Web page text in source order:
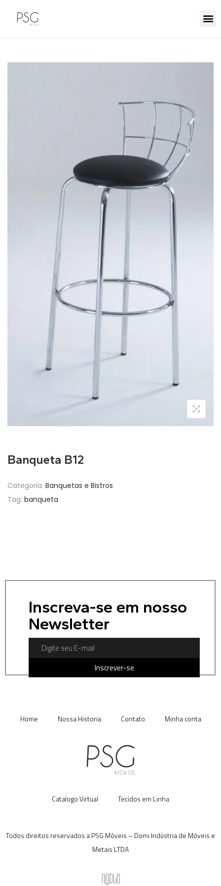
Banqueta B12
Categoria: Banquetas e Bistros
Tag: banqueta
Inscreva-se em nosso
Newsletter
Inscrever-se
Home Nossa Historia Contato Minha conta
Catalogo Virtual Tecidos em Linha
Todos direitos reservados a PSG Móveis – Domi Indústria de Móveis e
Metais LTDA